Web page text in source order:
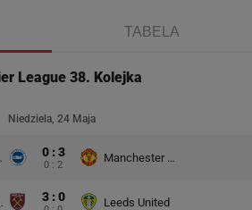
TABELA
League 38. Kolejka
Niedziela, 24 Maja
0 : 3
0 : 2
Manchester United
3 : 0 Leeds United